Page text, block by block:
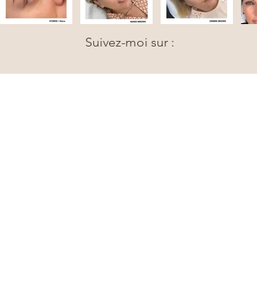
Suivez-moi sur :